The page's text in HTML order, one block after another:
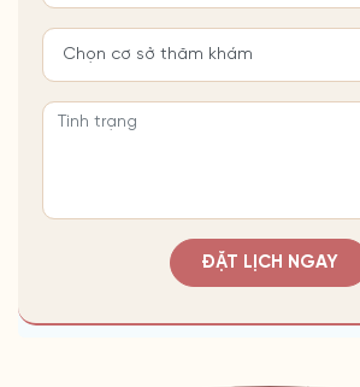
ĐẶT LỊCH NGAY